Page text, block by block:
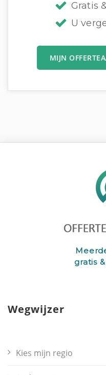
Gratis
U
MIJN
gratis
Wegwijzer
Kies mijn regio